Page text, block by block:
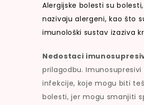
Alergijske bolesti su
nazivaju alergeni, kao što
imunološki sustav izaziva
Nedostaci
prilagodbu.
infekcije, koje mogu biti
bolesti, jer mogu smanjiti